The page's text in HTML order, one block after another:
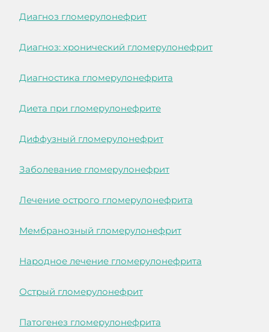
Диагноз гломерулонефрит
Диагноз: хронический гломерулонефрит
Диагностика гломерулонефрита
Диета при гломерулонефрите
Диффузный гломерулонефрит
Заболевание гломерулонефрит
Лечение острого гломерулонефрита
Мембранозный гломерулонефрит
Народное лечение гломерулонефрита
Острый гломерулонефрит
Патогенез гломерулонефрита